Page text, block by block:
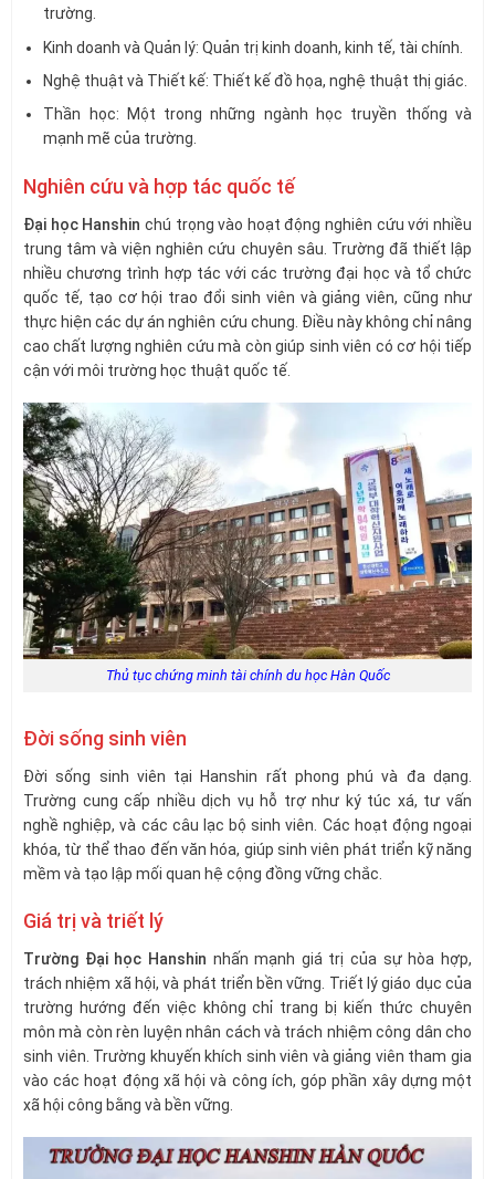
trường.
Kinh doanh và Quản lý: Quản trị kinh doanh, kinh tế, tài chính.
Nghệ thuật và Thiết kế: Thiết kế đồ họa, nghệ thuật thị giác.
Thần học: Một trong những ngành học truyền thống và
mạnh mẽ của trường.
Nghiên cứu và hợp tác quốc tế
Đại học Hanshin chú trọng vào hoạt động nghiên cứu với nhiều
trung tâm và viện nghiên cứu chuyên sâu. Trường đã thiết lập
nhiều chương trình hợp tác với các trường đại học và tổ chức
quốc tế, tạo cơ hội trao đổi sinh viên và giảng viên, cũng như
thực hiện các dự án nghiên cứu chung. Điều này không chỉ nâng
cao chất lượng nghiên cứu mà còn giúp sinh viên có cơ hội tiếp
cận với môi trường học thuật quốc tế.
Thủ tục chứng minh tài chính du học Hàn Quốc
Đời sống sinh viên
Đời sống sinh viên tại Hanshin rất phong phú và đa dạng.
Trường cung cấp nhiều dịch vụ hỗ trợ như ký túc xá, tư vấn
nghề nghiệp, và các câu lạc bộ sinh viên. Các hoạt động ngoại
khóa, từ thể thao đến văn hóa, giúp sinh viên phát triển kỹ năng
mềm và tạo lập mối quan hệ cộng đồng vững chắc.
Giá trị và triết lý
Trường Đại học Hanshin nhấn mạnh giá trị của sự hòa hợp,
trách nhiệm xã hội, và phát triển bền vững. Triết lý giáo dục của
trường hướng đến việc không chỉ trang bị kiến thức chuyên
môn mà còn rèn luyện nhân cách và trách nhiệm công dân cho
sinh viên. Trường khuyến khích sinh viên và giảng viên tham gia
vào các hoạt động xã hội và công ích, góp phần xây dựng một
xã hội công bằng và bền vững.